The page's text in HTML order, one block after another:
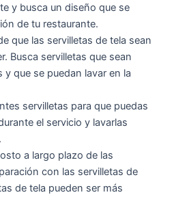
y busca un diseño que se
de tu restaurante.
que las servilletas de tela sean
Busca servilletas que sean
que se puedan lavar en la
servilletas para que puedas
el servicio y lavarlas
a largo plazo de las
con las servilletas de
de tela pueden ser más